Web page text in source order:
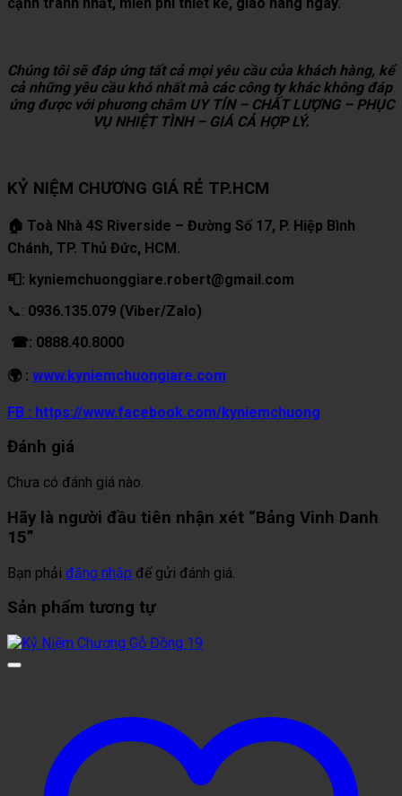
Chúng tôi sẽ đáp ứng tất cả mọi yêu cầu của khách hàng, kể
cả những yêu cầu khó nhất mà các công ty khác không đáp
ứng được với phương châm UY TÍN – CHẤT LƯỢNG – PHỤC
VỤ NHIỆT TÌNH – GIÁ CẢ HỢP LÝ.
KỶ NIỆM CHƯƠNG GIÁ RẺ TP.HCM
🏠 Toà Nhà 4S Riverside – Đường Số 17, P. Hiệp Bình
Chánh, TP. Thủ Đức, HCM.
📮: kyniemchuonggiare.robert@gmail.com
📞: 0936.135.079 (Viber/Zalo)
☎: 0888.40.8000
🌍 : www.kyniemchuongiare.com
FB : https://www.facebook.com/kyniemchuong
Đánh giá
Chưa có đánh giá nào.
Hãy là người đầu tiên nhận xét “Bảng Vinh Danh
15”
Bạn phải đăng nhập để gửi đánh giá.
Sản phẩm tương tự